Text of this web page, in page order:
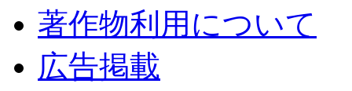
著作物利用について
広告掲載